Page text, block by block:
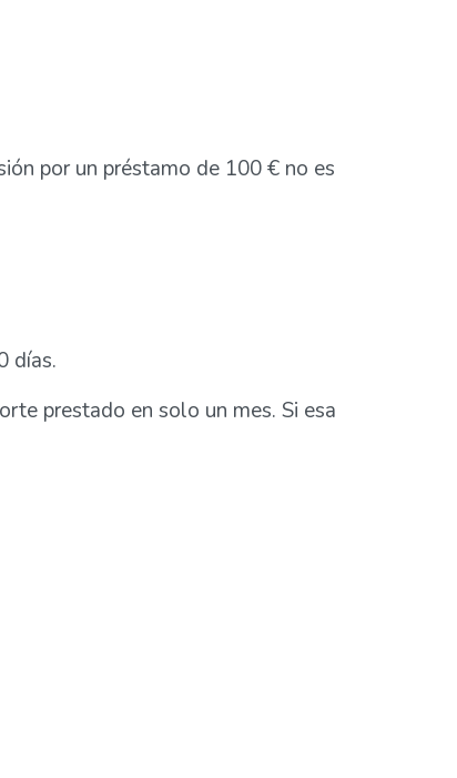
por un préstamo de 100 € no es
días.
prestado en solo un mes. Si esa